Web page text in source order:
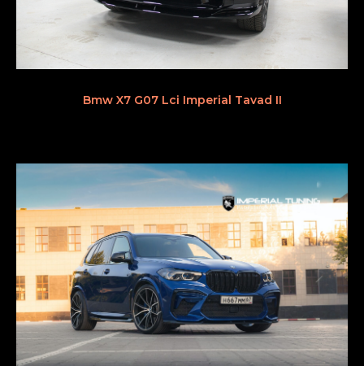
Bmw X7 G07 Lci Imperial Tavad II